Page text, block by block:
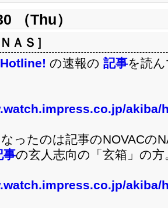
（Thu）
ＮＡＳ ］
の速報の 記事を読
ったのは記事のNOVACの
事の玄人志向の「玄箱」の方